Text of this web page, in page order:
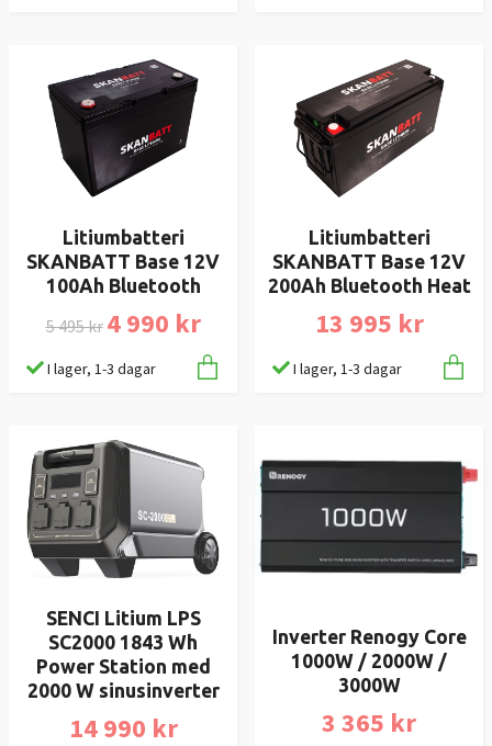
Litiumbatteri
SKANBATT Base 12V
100Ah Bluetooth
5 495 kr 4 990 kr
I lager, 1-3 dagar
Litiumbatteri
SKANBATT Base 12V
200Ah Bluetooth Heat
13 995 kr
I lager, 1-3 dagar
SENCI Litium LPS
SC2000 1843 Wh
Power Station med
2000 W sinusinverter
14 990 kr
Inverter Renogy Core
1000W / 2000W /
3000W
3 365 kr